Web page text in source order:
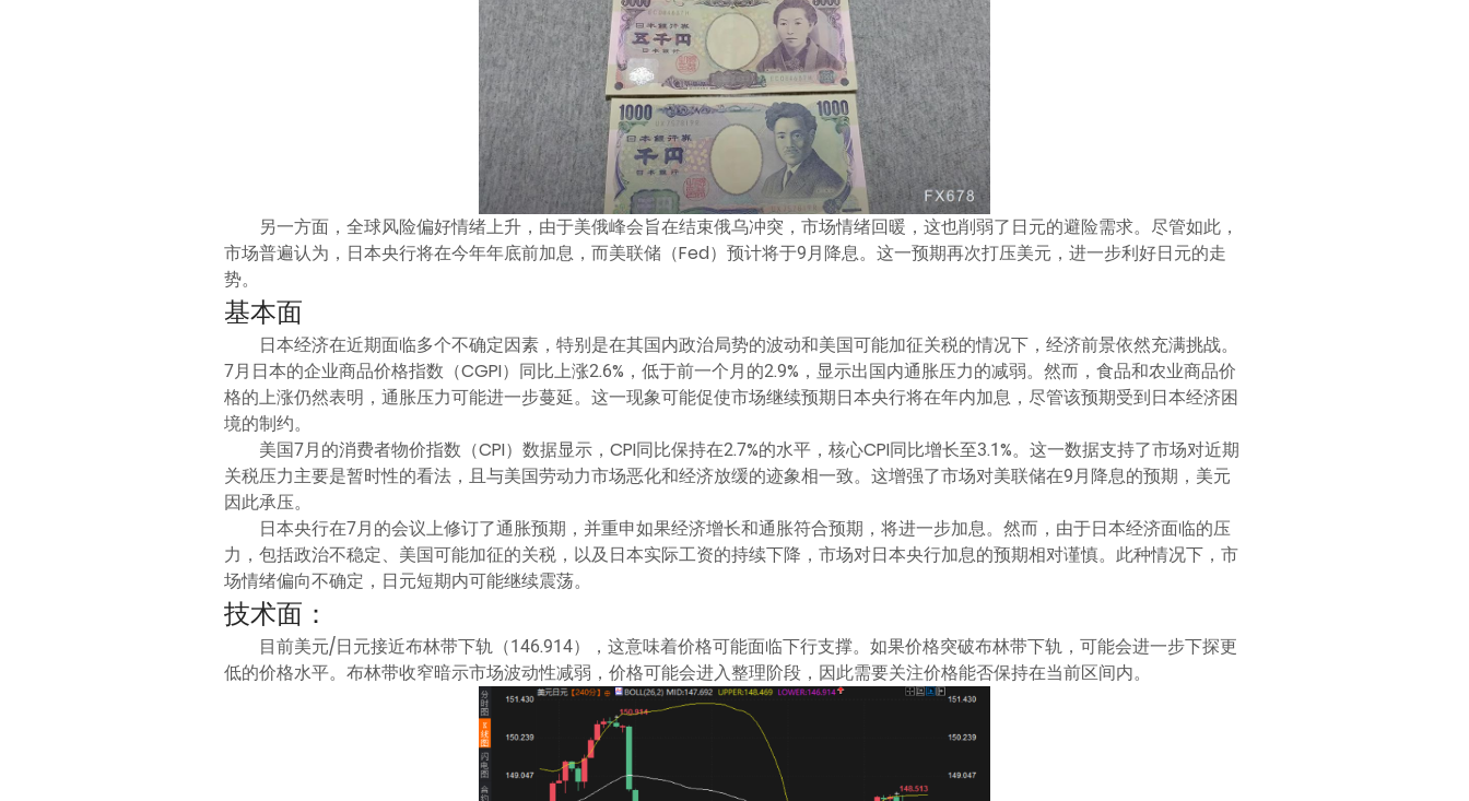
另一方面，全球风险偏好情绪上升，由于美俄峰会旨在结束俄乌冲突，市场情绪回暖，这也削弱了日元的避险需求。尽管如此，
市场普遍认为，日本央行将在今年年底前加息，而美联储（Fed）预计将于9月降息。这一预期再次打压美元，进一步利好日元的走
势。
基本面
日本经济在近期面临多个不确定因素，特别是在其国内政治局势的波动和美国可能加征关税的情况下，经济前景依然充满挑战。
7月日本的企业商品价格指数（CGPI）同比上涨2.6%，低于前一个月的2.9%，显示出国内通胀压力的减弱。然而，食品和农业商品价
格的上涨仍然表明，通胀压力可能进一步蔓延。这一现象可能促使市场继续预期日本央行将在年内加息，尽管该预期受到日本经济困
境的制约。
美国7月的消费者物价指数（CPI）数据显示，CPI同比保持在2.7%的水平，核心CPI同比增长至3.1%。这一数据支持了市场对近期
关税压力主要是暂时性的看法，且与美国劳动力市场恶化和经济放缓的迹象相一致。这增强了市场对美联储在9月降息的预期，美元
因此承压。
日本央行在7月的会议上修订了通胀预期，并重申如果经济增长和通胀符合预期，将进一步加息。然而，由于日本经济面临的压
力，包括政治不稳定、美国可能加征的关税，以及日本实际工资的持续下降，市场对日本央行加息的预期相对谨慎。此种情况下，市
场情绪偏向不确定，日元短期内可能继续震荡。
技术面：
目前美元/日元接近布林带下轨（146.914），这意味着价格可能面临下行支撑。如果价格突破布林带下轨，可能会进一步下探更
低的价格水平。布林带收窄暗示市场波动性减弱，价格可能会进入整理阶段，因此需要关注价格能否保持在当前区间内。